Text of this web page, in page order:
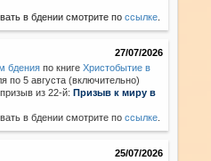
в бдении смотрите поссылке
27/07/2026
бдения по книгеХристобытие в
по 5 августа (включительно)
из 22-й:Призыв к миру в
в бдении смотрите поссылке
25/07/2026